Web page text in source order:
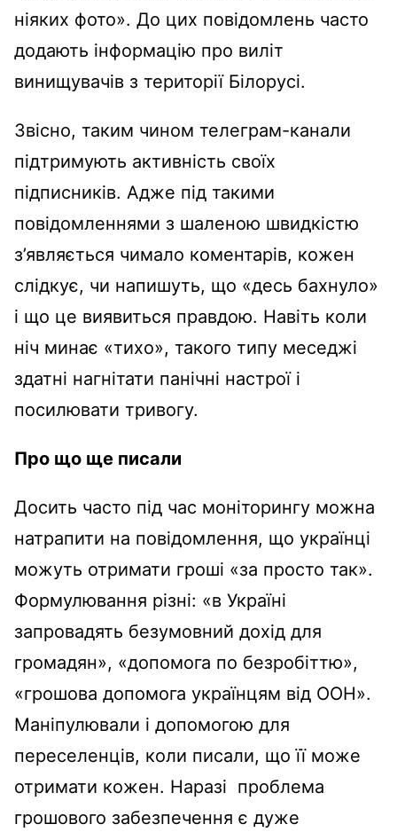
ніяких фото». До цих повідомлень часто
додають інформацію про виліт
винищувачів з території Білорусі.
Звісно, таким чином телеграм-канали
підтримують активність своїх
підписників. Адже під такими
повідомленнями з шаленою швидкістю
з’являється чимало коментарів, кожен
слідкує, чи напишуть, що «десь бахнуло»
і що це виявиться правдою. Навіть коли
ніч минає «тихо», такого типу меседжі
здатні нагнітати панічні настрої і
посилювати тривогу.
Про що ще писали
Досить часто під час моніторингу можна
натрапити на повідомлення, що українці
можуть отримати гроші «за просто так».
Формулювання різні: «в Україні
запровадять безумовний дохід для
громадян», «допомога по безробіттю»,
«грошова допомога українцям від ООН».
Маніпулювали і допомогою для
переселенців, коли писали, що її може
отримати кожен. Наразі проблема
грошового забезпечення є дуже